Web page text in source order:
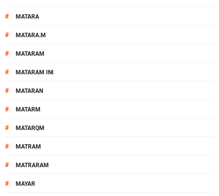
# MATARA
# MATARA.M
# MATARAM
# MATARAM INI
# MATARAN
# MATARM
# MATARQM
# MATRAM
# MATRARAM
# MAYAR